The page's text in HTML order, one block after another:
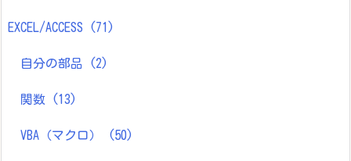
EXCEL/ACCESS (71)
自分の部品 (2)
関数 (13)
VBA（マクロ） (50)